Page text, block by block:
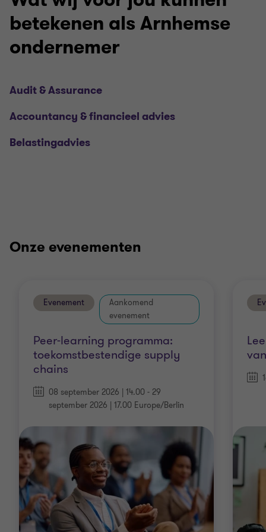
betekenen als Arnhemse
ondernemer
Audit & Assurance
Accountancy & financieel advies
Belastingadvies
Onze evenementen
Evenement
Aankomend
evenement
Peer-learning programma:
toekomstbestendige supply
chains
08 september 2026 | 14.00 - 29
september 2026 | 17.00 Europe/Berlin